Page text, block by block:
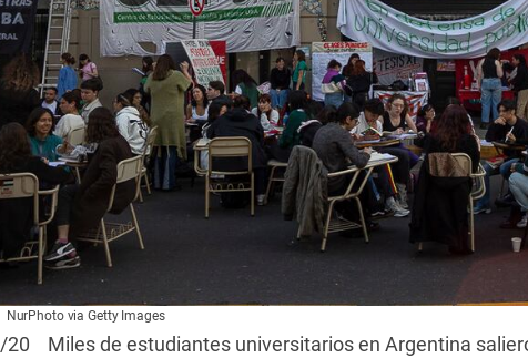
NurPhoto via Getty Images
/20
Miles de estudiantes universitarios en Argentina